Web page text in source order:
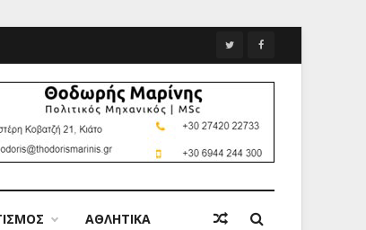
ΑΘΛΗΤΙΚΑ